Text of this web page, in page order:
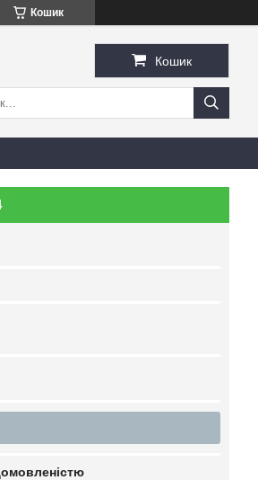
Кошик
Кошик